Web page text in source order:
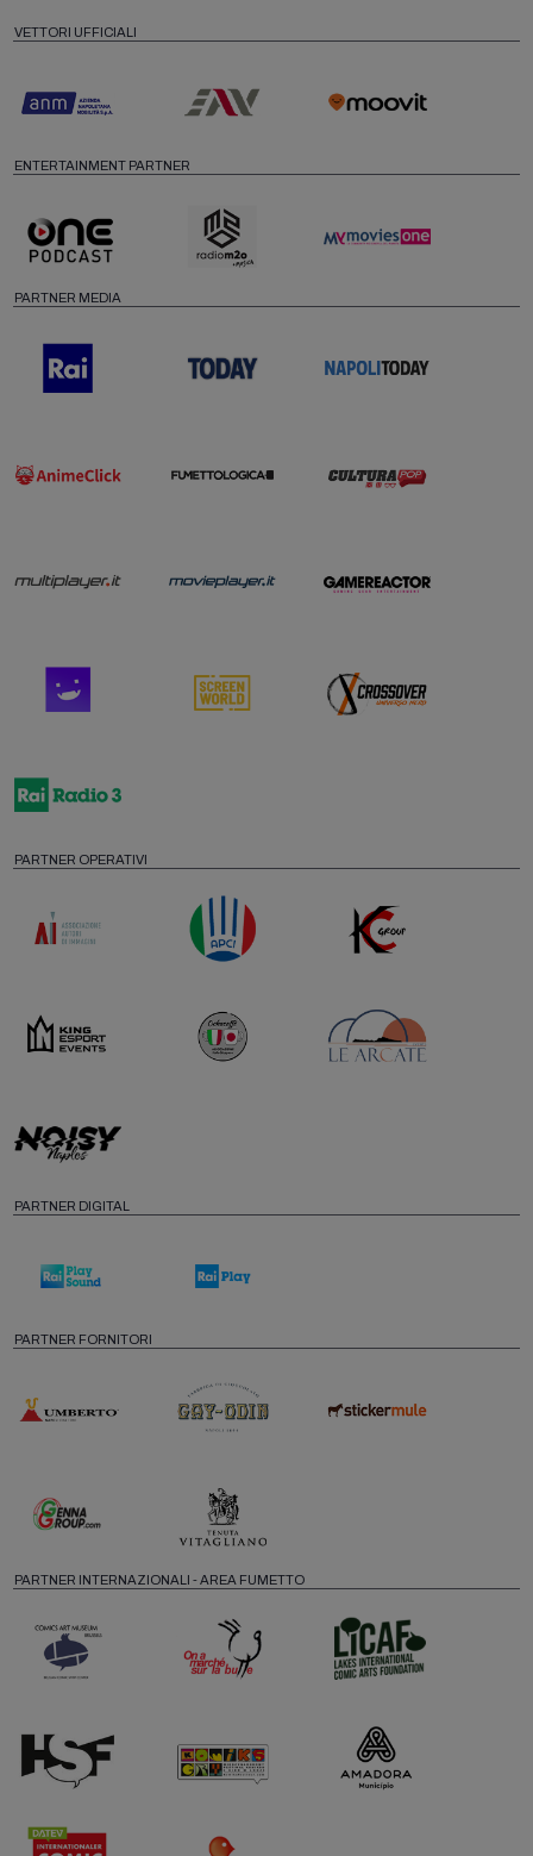
VETTORI UFFICIALI
ENTERTAINMENT PARTNER
PARTNER MEDIA
PARTNER OPERATIVI
PARTNER DIGITAL
PARTNER FORNITORI
PARTNER INTERNAZIONALI - AREA FUMETTO